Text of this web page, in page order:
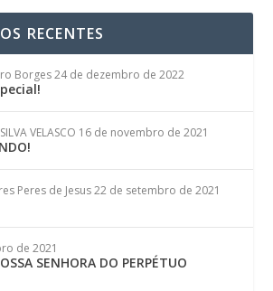
RECENTES
Borges 24 de dezembro de 2022
VELASCO 16 de novembro de 2021
Peres de Jesus 22 de setembro de 2021
de 2021
SENHORA DO PERPÉTUO